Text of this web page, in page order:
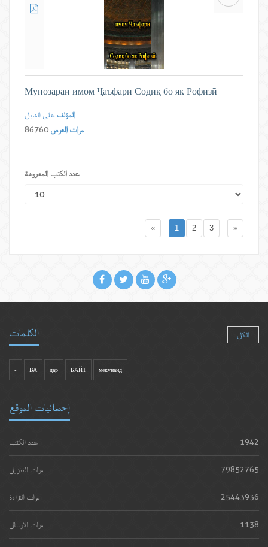
Мунозараи имом Ҷаъфари Содиқ бо як Рофизӣ
المؤلف علی الشبل
مرات العرض 86760
عدد الكتب المعروضة
« 1 2 3 »
الكلمات الكل
- ВА дар БАЙТ мекунанд
إحصائيات الموقع
عدد الكتب 1942
مرات التنزيل 79852765
مرات القراءة 25443936
مرات الارسال 1138